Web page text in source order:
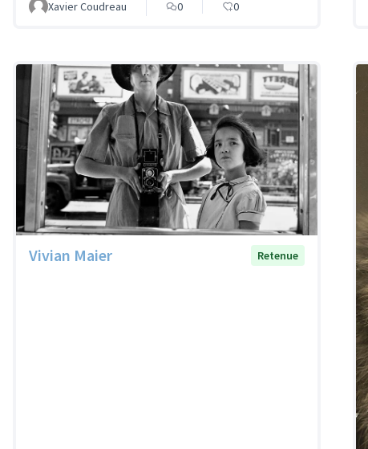
Xavier Coudreau 0 0
Vivian Maier Retenue